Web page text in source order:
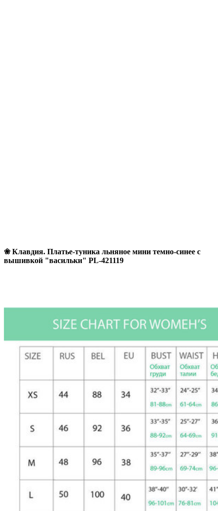
❀ Клавдия. Платье-туника льняное мини темно-синее с
вышивкой "васильки" PL-421119